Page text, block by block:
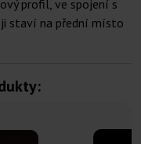
profil, ve spojení s
staví na přední místo